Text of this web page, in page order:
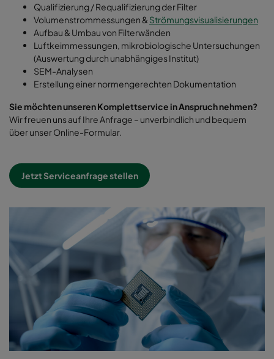
Qualifizierung / Requalifizierung der Filter
Volumenstrommessungen & Strömungsvisualisierungen
Aufbau & Umbau von Filterwänden
Luftkeimmessungen, mikrobiologische Untersuchungen
(Auswertung durch unabhängiges Institut)
SEM-Analysen
Erstellung einer normengerechten Dokumentation
Sie möchten unseren Komplettservice in Anspruch nehmen?
Wir freuen uns auf Ihre Anfrage – unverbindlich und bequem
über unser Online-Formular.
Jetzt Serviceanfrage stellen